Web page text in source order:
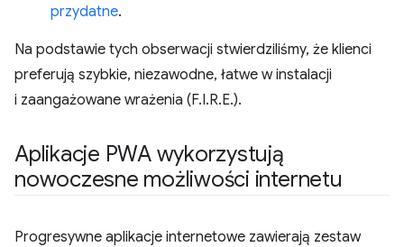
przydatne.
Na podstawie tych obserwacji stwierdziliśmy, że klienci
preferują szybkie, niezawodne, łatwe w instalacji
i zaangażowane wrażenia (F.I.R.E.).
Aplikacje PWA wykorzystują
nowoczesne możliwości internetu
Progresywne aplikacje internetowe zawierają zestaw